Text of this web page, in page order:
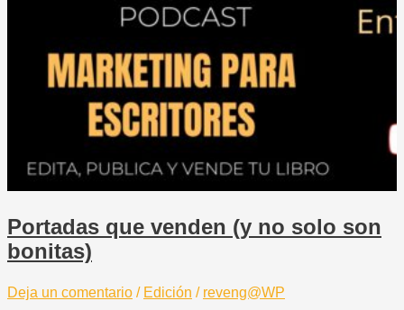
Portadas que venden (y no solo son
bonitas)
Deja un comentario / Edición / reveng@WP